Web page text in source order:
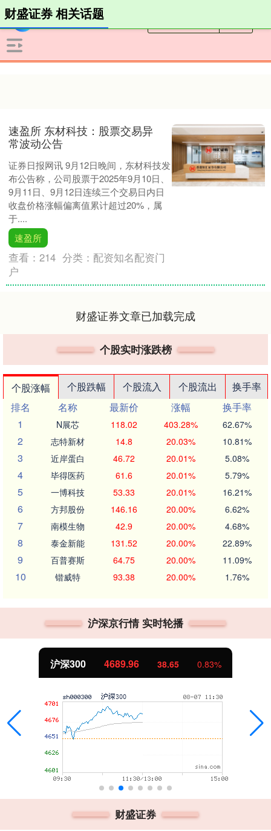
财盛证券 相关话题
速盈所 东材科技：股票交易异
常波动公告
证券日报网讯 9月12日晚间，东材科技发
布公告称，公司股票于2025年9月10日、
9月11日、9月12日连续三个交易日内日
收盘价格涨幅偏离值累计超过20%，属
于....
速盈所
查看：214 分类： 配资知名配资门
户
财盛证券文章已加载完成
个股实时涨跌榜
个股涨幅 个股跌幅 个股流入 个股流出
换手率
排名
名称 最新价 涨幅
换手率
1
N展芯 118.02 403.28% 62.67%
2 志特新材 14.8 20.03% 10.81%
3 近岸蛋白 46.72 20.01% 5.08%
4 毕得医药 61.6 20.01% 5.79%
5 一博科技 53.33 20.01% 16.21%
6 方邦股份 146.16 20.00% 6.62%
7 南模生物 42.9 20.00% 4.68%
8 泰金新能 131.52 20.00% 22.89%
9 百普赛斯 64.75 20.00% 11.09%
10 锴威特 93.38 20.00% 1.76%
沪深京行情 实时轮播
沪深300 4689.96 38.65 0.83%
财盛证券